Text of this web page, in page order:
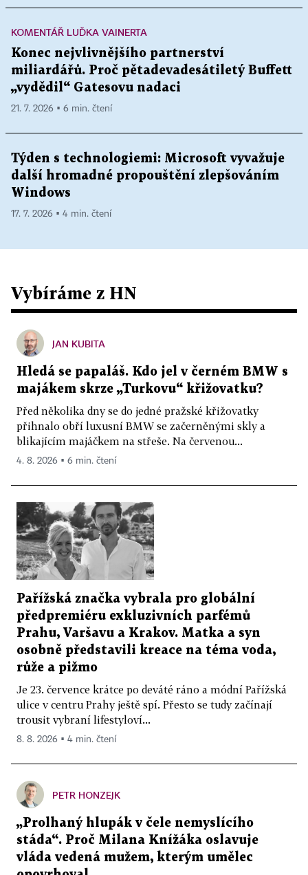
KOMENTÁŘ LUĎKA VAINERTA
Konec nejvlivnějšího partnerství
miliardářů. Proč pětadevadesátiletý Buffett
„vydědil“ Gatesovu nadaci
21. 7. 2026 ▪ 6 min. čtení
Týden s technologiemi: Microsoft vyvažuje
další hromadné propouštění zlepšováním
Windows
17. 7. 2026 ▪ 4 min. čtení
Vybíráme z HN
JAN KUBITA
Hledá se papaláš. Kdo jel v černém BMW s
majákem skrze „Turkovu“ křižovatku?
Před několika dny se do jedné pražské křižovatky
přihnalo obří luxusní BMW se začerněnými skly a
blikajícím majáčkem na střeše. Na červenou...
4. 8. 2026 ▪ 6 min. čtení
Pařížská značka vybrala pro globální
předpremiéru exkluzivních parfémů
Prahu, Varšavu a Krakov. Matka a syn
osobně představili kreace na téma voda,
růže a pižmo
Je 23. července krátce po deváté ráno a módní Pařížská
ulice v centru Prahy ještě spí. Přesto se tudy začínají
trousit vybraní lifestyloví...
8. 8. 2026 ▪ 4 min. čtení
PETR HONZEJK
„Prolhaný hlupák v čele nemyslícího
stáda“. Proč Milana Knížáka oslavuje
vláda vedená mužem, kterým umělec